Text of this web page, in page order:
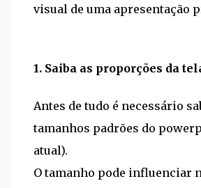
visual de uma apresentação
1. Saiba as proporções da
Antes de tudo é necessário
tamanhos padrões do
atual).
O tamanho pode influenciar